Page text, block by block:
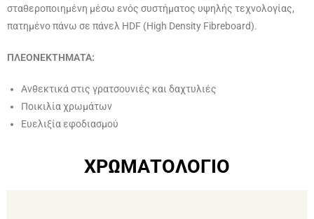
σταθεροποιημένη μέσω ενός συστήματος υψηλής τεχνολογίας,
πατημένο πάνω σε πάνελ HDF (High Density Fibreboard).
ΠΛΕΟΝΕΚΤΗΜΑΤΑ:
Ανθεκτικά στις γρατσουνιές και δαχτυλιές
Ποικιλία χρωμάτων
Ευελιξία εφοδιασμού
ΧΡΩΜΑΤΟΛΟΓΙΟ